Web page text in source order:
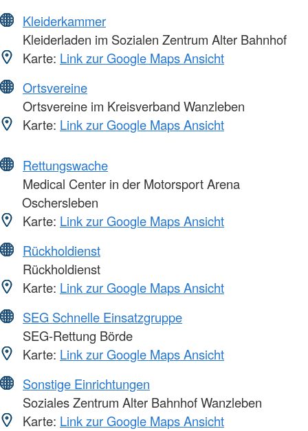
Kleiderkammer
Kleiderladen im Sozialen Zentrum Alter Bahnhof
Karte: Link zur Google Maps Ansicht
Ortsvereine
Ortsvereine im Kreisverband Wanzleben
Karte: Link zur Google Maps Ansicht
Rettungswache
Medical Center in der Motorsport Arena
Oschersleben
Karte: Link zur Google Maps Ansicht
Rückholdienst
Rückholdienst
Karte: Link zur Google Maps Ansicht
SEG Schnelle Einsatzgruppe
SEG-Rettung Börde
Karte: Link zur Google Maps Ansicht
Sonstige Einrichtungen
Soziales Zentrum Alter Bahnhof Wanzleben
Karte: Link zur Google Maps Ansicht